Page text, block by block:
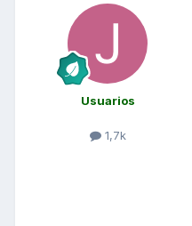
Usuarios
1,7k